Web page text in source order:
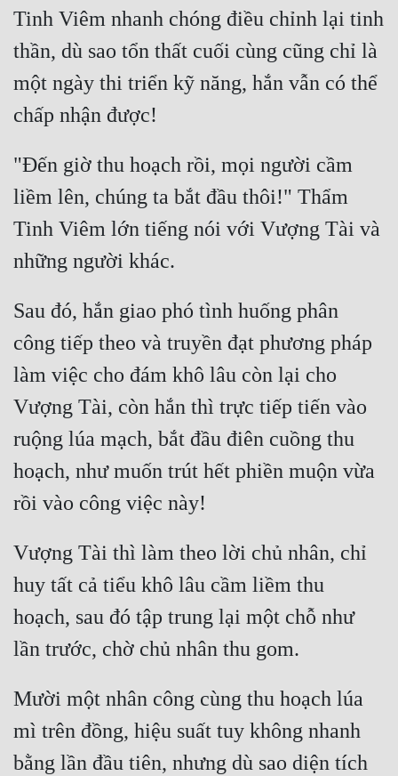
Tinh Viêm nhanh chóng điều chỉnh lại tinh
thần, dù sao tổn thất cuối cùng cũng chỉ là
một ngày thi triển kỹ năng, hắn vẫn có thể
"Đến giờ thu hoạch rồi, mọi người cầm
liềm lên, chúng ta bắt đầu thôi!" Thẩm
Tinh Viêm lớn tiếng nói với Vượng Tài và
Sau đó, hắn giao phó tình huống phân
công tiếp theo và truyền đạt phương pháp
làm việc cho đám khô lâu còn lại cho
Vượng Tài, còn hắn thì trực tiếp tiến vào
ruộng lúa mạch, bắt đầu điên cuồng thu
hoạch, như muốn trút hết phiền muộn vừa
Vượng Tài thì làm theo lời chủ nhân, chỉ
huy tất cả tiểu khô lâu cầm liềm thu
hoạch, sau đó tập trung lại một chỗ như
Mười một nhân công cùng thu hoạch lúa
mì trên đồng, hiệu suất tuy không nhanh
bằng lần đầu tiên, nhưng dù sao diện tích